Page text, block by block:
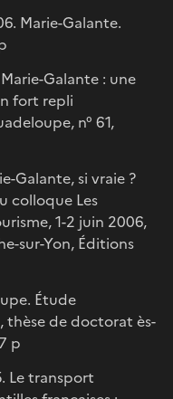
Marie-Galante.
Galante : une
fort repli
n° 61,
Galante, si vraie ?
colloque Les
1-2 juin 2006,
sur-Yon, Éditions
Étude
thèse de doctorat ès-
p
Le transport